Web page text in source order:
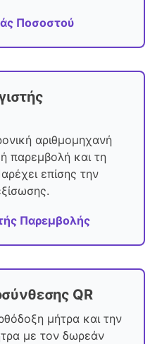
Ποσοστού
αριθμομηχανή
παρεμβολή και τη
επίσης την
Παρεμβολής
QR
μήτρα και την
με τον δωρεάν